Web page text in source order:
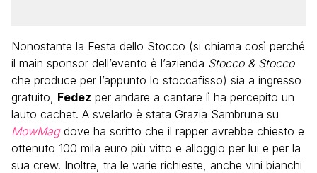
Nonostante la Festa dello Stocco (si chiama così perché
il main sponsor dell’evento è l’azienda Stocco & Stocco
che produce per l’appunto lo stoccafisso) sia a ingresso
gratuito, Fedez per andare a cantare lì ha percepito un
lauto cachet. A svelarlo è stata Grazia Sambruna su
MowMagdove ha scritto che il rapper avrebbe chiesto e
ottenuto 100 mila euro più vitto e alloggio per lui e per la
sua crew. Inoltre, tra le varie richieste, anche vini bianchi